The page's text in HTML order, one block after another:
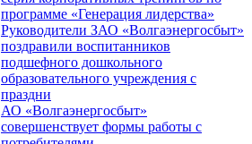
программе «Генерация лидерства»
Руководители ЗАО «Волгаэнергосбыт»
поздравили воспитанников
подшефного дошкольного
образовательного учреждения с
праздни
АО «Волгаэнергосбыт»
совершенствует формы работы с